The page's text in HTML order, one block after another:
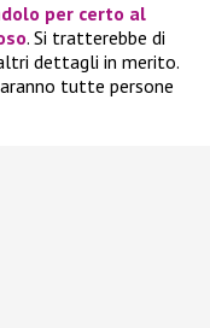
per certo al
. Si tratterebbe di
dettagli in merito.
tutte persone